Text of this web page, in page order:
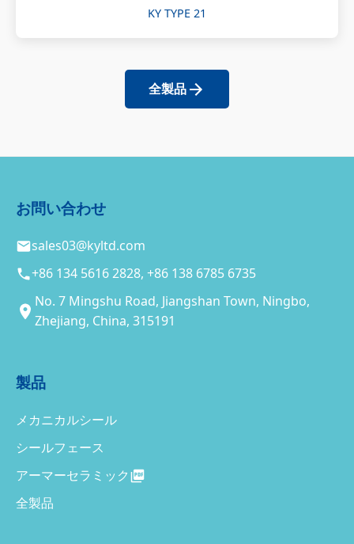
KY TYPE 21
全製品
お問い合わせ
sales03@kyltd.com
+86 134 5616 2828, +86 138 6785 6735
No. 7 Mingshu Road, Jiangshan Town, Ningbo,
Zhejiang, China, 315191
製品
メカニカルシール
シールフェース
アーマーセラミック
全製品